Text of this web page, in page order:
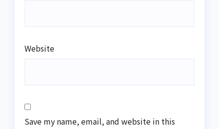
Website
Save my name, email, and website in this